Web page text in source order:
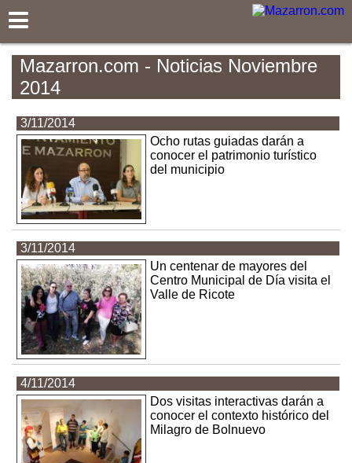
Mazarron.com - Noticias Noviembre
2014
3/11/2014
Ocho rutas guiadas darán a
conocer el patrimonio turístico
del municipio
3/11/2014
Un centenar de mayores del
Centro Municipal de Día visita el
Valle de Ricote
4/11/2014
Dos visitas interactivas darán a
conocer el contexto histórico del
Milagro de Bolnuevo